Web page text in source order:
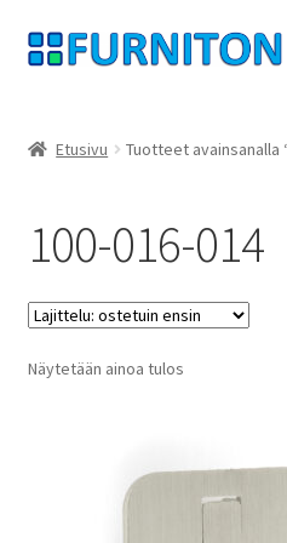
Siirry
navigointiin
Siirry
sisältöön
yksityisyyttä
peruuttamisoikeus
Ottaa yhteyttä
Etusivu Tuotteet avainsanalla
100-016-014
Näytetään ainoa tulos